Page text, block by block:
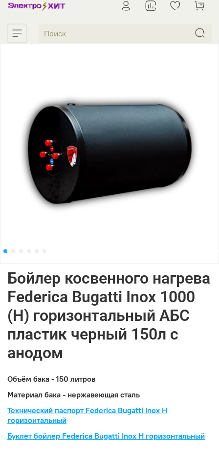
Бойлер косвенного нагрева
Federica Bugatti Inox 1000
(Н) горизонтальный АБС
пластик черный 150л с
анодом
Объём бака - 150 литров
Материал бака - нержавеющая сталь
Технический паспорт Federica Bugatti Inox H
горизонтальный
Буклет бойлер Federica Bugatti Inox H горизонтальный